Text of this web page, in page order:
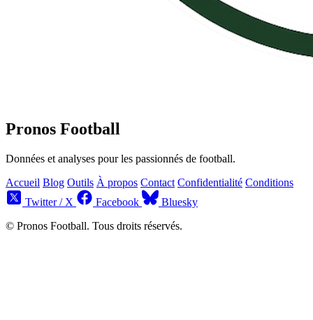
Pronos Football
Données et analyses pour les passionnés de football.
Accueil Blog Outils À propos Contact Confidentialité Conditions
Twitter / X
Facebook
Bluesky
© Pronos Football. Tous droits réservés.